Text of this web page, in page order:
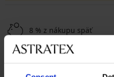
8 % z nákupu späť
Výhodné poštovné